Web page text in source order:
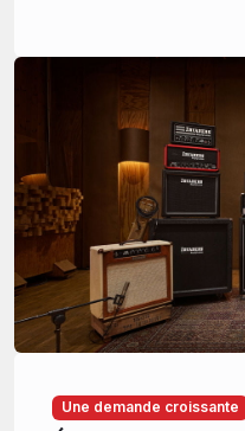
Une demande croissante